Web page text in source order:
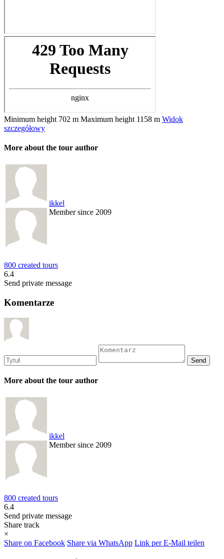
Minimum height 702 m Maximum height 1158 m Widok
szczegółowy
More about the tour author
ikkel
Member since 2009
800 created tours
6.4
Send private message
Komentarze
More about the tour author
ikkel
Member since 2009
800 created tours
6.4
Send private message
Share track
×
Share on Facebook Share via WhatsApp Link per E-Mail teilen